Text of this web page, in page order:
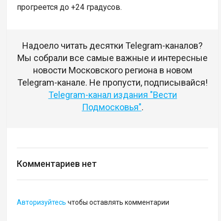
прогреется до +24 градусов.
Надоело читать десятки Telegram-каналов?
Мы собрали все самые важные и интересные
новости Московского региона в новом
Telegram-канале. Не пропусти, подписывайся!
Telegram-канал издания "Вести
Подмосковья".
Комментариев нет
Авторизуйтесь чтобы оставлять комментарии